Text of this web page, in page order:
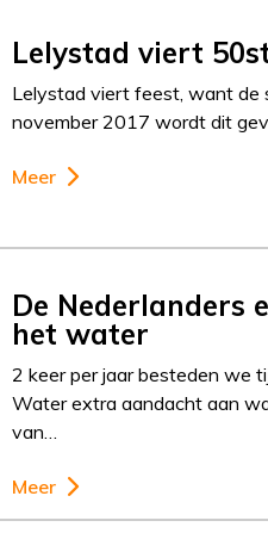
Lelystad viert
Lelystad viert feest, want de
november 2017 wordt dit
Meer
De Nederlanders
het water
2 keer per jaar besteden we
Water extra aandacht aan
van…
Meer